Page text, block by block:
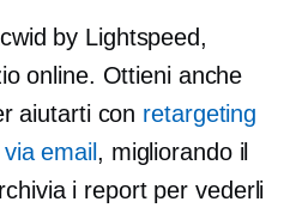
by Lightspeed,
online. Ottieni anche
aiutarti con retargeting
email , migliorando il
i report per vederli